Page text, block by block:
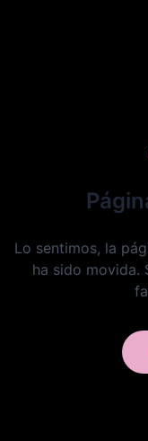
Lo sentimos, la
ha sido movida.